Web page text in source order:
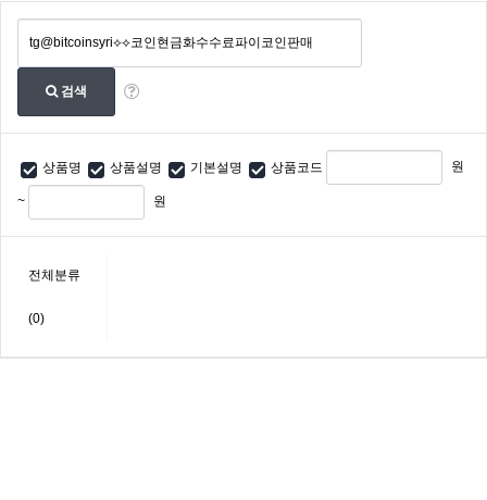
검색
상품명 상품설명 기본설명 상품코드 원
~ 원
전체분류
(0)